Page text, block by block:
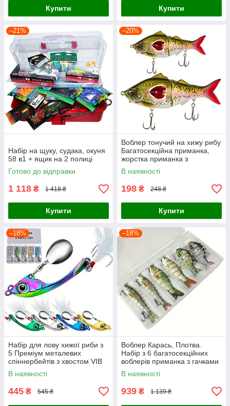
Купити Купити
–21%
Набір на щуку, судака, окуня
58 в1 + ящик на 2 полиці
Готово до відправки
1 118 ₴ 1 418 ₴
Купити
–20%
Воблер тонучий на хижу рибу
Багатосекційна приманка,
жорстка приманка з
пропелером і гачками
В наявності
198 ₴ 248 ₴
Купити
–18%
Набір для лову хижої риби з
5 Преміум металевих
спіннербейтів з хвостом VIB
В наявності
445 ₴ 545 ₴
–18%
Воблер Карась, Плотва.
Набір з 6 багатосекційних
воблерів приманка з гачками
В наявності
939 ₴ 1 139 ₴